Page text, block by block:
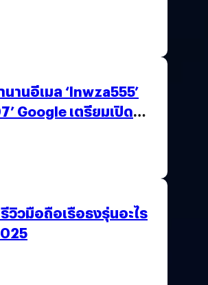
านอีเมล ‘lnwza555’
Google เตรียมเปิด
วิวมือถือเรือธงรุ่นอะไร